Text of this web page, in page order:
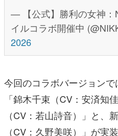
— 【公式】勝利の女神：
イルコラボ開催中
2026
今回のコラボバージョン
「錦木千束（CV：安済知
（CV：若山詩音）」と、
（CV：久野美咲）」が実